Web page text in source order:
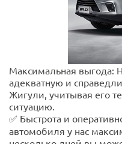
Максимальная выгода:
адекватную и
Жигули, учитывая его
ситуацию.
✅ Быстрота и
автомобиля у нас